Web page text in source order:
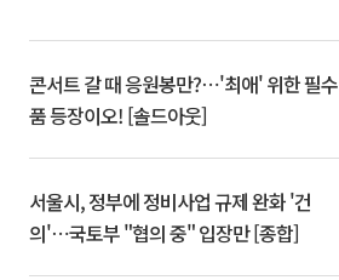
콘서트 갈 때 응원봉만?⋯'최애' 위한 필수
품 등장이오! [솔드아웃]
서울시, 정부에 정비사업 규제 완화 '건
의'⋯국토부 "협의 중" 입장만 [종합]